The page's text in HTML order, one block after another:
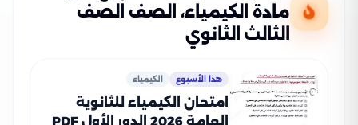
مادة الكيمياء، الصف الصف
الثالث الثانوي
هذا الأسبوع الكيمياء
امتحان الكيمياء للثانوية
العامة 2026 الدور الأول PDF